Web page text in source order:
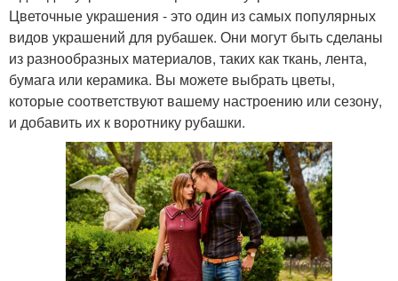
Цветочные украшения - это один из самых популярных
видов украшений для рубашек. Они могут быть сделаны
из разнообразных материалов, таких как ткань, лента,
бумага или керамика. Вы можете выбрать цветы,
которые соответствуют вашему настроению или сезону,
и добавить их к воротнику рубашки.